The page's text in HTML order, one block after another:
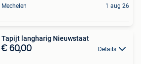
Mechelen 1 aug 26
Tapijt langharig Nieuwstaat
€ 60,00 Details